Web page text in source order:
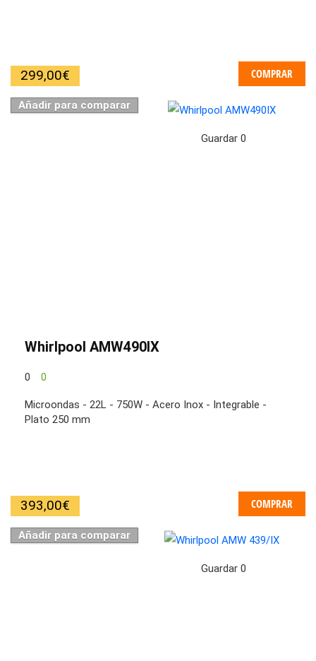
299,00€ COMPRAR
Añadir para comparar
Guardar 0
Whirlpool AMW490IX
0 0
Microondas - 22L - 750W - Acero Inox - Integrable -
Plato 250 mm
393,00€ COMPRAR
Añadir para comparar
Guardar 0